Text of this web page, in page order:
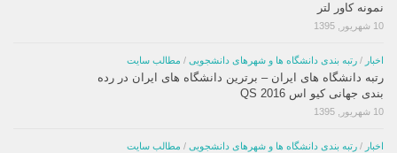
نمونه کاور لتر
10 شهریور, 1395
اخبار / رتبه بندی دانشگاه ها و شهرهای دانشجویی / مطالب سایت
رتبه دانشگاه های ایران – برترین دانشگاه های ایران در رده
بندی جهانی کیو اس QS 2016
10 شهریور, 1395
اخبار / رتبه بندی دانشگاه ها و شهرهای دانشجویی / مطالب سایت